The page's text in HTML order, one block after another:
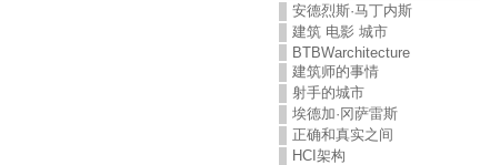
安德烈斯·马丁内斯
建筑 电影 城市
BTBWarchitecture
建筑师的事情
射手的城市
埃德加·冈萨雷斯
正确和真实之间
HCI架构